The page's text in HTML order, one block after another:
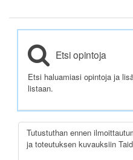
Etsi opintoja
Etsi haluamiasi opintoja ja
listaan.
Tutustuthan ennen
ja toteutuksen kuvauksiin